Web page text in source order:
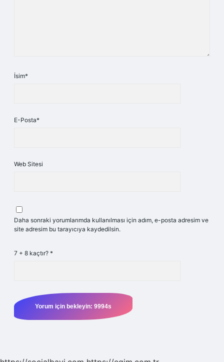
İsim*
E-Posta*
Web Sitesi
Daha sonraki yorumlarımda kullanılması için adım, e-posta adresim ve
site adresim bu tarayıcıya kaydedilsin.
7 + 8 kaçtır? *